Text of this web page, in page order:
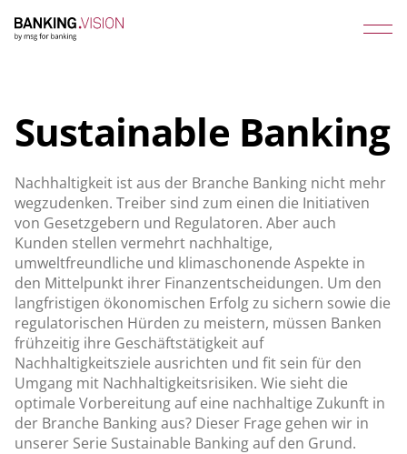
Sustainable Banking
Nachhaltigkeit ist aus der Branche Banking nicht mehr
wegzudenken. Treiber sind zum einen die Initiativen
von Gesetzgebern und Regulatoren. Aber auch
Kunden stellen vermehrt nachhaltige,
umweltfreundliche und klimaschonende Aspekte in
den Mittelpunkt ihrer Finanzentscheidungen. Um den
langfristigen ökonomischen Erfolg zu sichern sowie die
regulatorischen Hürden zu meistern, müssen Banken
frühzeitig ihre Geschäftstätigkeit auf
Nachhaltigkeitsziele ausrichten und fit sein für den
Umgang mit Nachhaltigkeitsrisiken. Wie sieht die
optimale Vorbereitung auf eine nachhaltige Zukunft in
der Branche Banking aus? Dieser Frage gehen wir in
unserer Serie Sustainable Banking auf den Grund.